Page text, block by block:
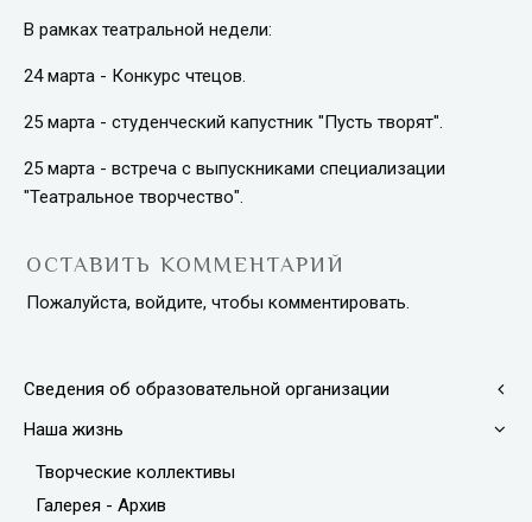
В рамках театральной недели:
24 марта - Конкурс чтецов.
25 марта - студенческий капустник "Пусть творят".
25 марта - встреча с выпускниками специализации
"Театральное творчество".
ОСТАВИТЬ КОММЕНТАРИЙ
Пожалуйста, войдите, чтобы комментировать.
Сведения об образовательной организации
Наша жизнь
Творческие коллективы
Галерея - Архив